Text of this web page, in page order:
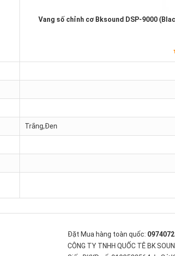
Vang số chỉnh cơ Bksound DSP-9000
Trắng,Đen
Đặt Mua hàng toàn quốc:
CÔNG TY TNHH QUỐC TÊ BK